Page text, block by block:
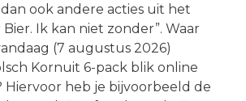
ook andere acties uit het
Ik kan niet zonder”. Waar
(7 augustus 2026)
Kornuit 6-pack blik online
Hiervoor heb je bijvoorbeeld de